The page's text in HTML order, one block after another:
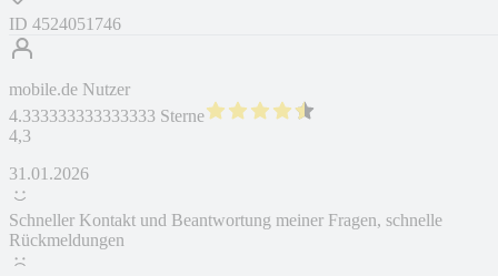
ID 4524051746
mobile.de Nutzer
4.333333333333333 Sterne
4,3
31.01.2026
Schneller Kontakt und Beantwortung meiner Fragen, schnelle
Rückmeldungen